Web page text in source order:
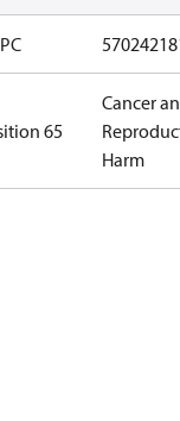
65
Cancer
Harm